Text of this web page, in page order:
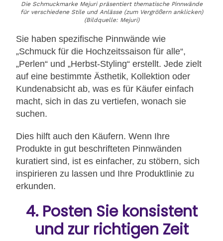
Die Schmuckmarke Mejuri präsentiert thematische Pinnwände
für verschiedene Stile und Anlässe (zum Vergrößern anklicken)
(Bildquelle: Mejuri)
Sie haben spezifische Pinnwände wie
„Schmuck für die Hochzeitssaison für alle“,
„Perlen“ und „Herbst-Styling“ erstellt. Jede zielt
auf eine bestimmte Ästhetik, Kollektion oder
Kundenabsicht ab, was es für Käufer einfach
macht, sich in das zu vertiefen, wonach sie
suchen.
Dies hilft auch den Käufern. Wenn Ihre
Produkte in gut beschrifteten Pinnwänden
kuratiert sind, ist es einfacher, zu stöbern, sich
inspirieren zu lassen und Ihre Produktlinie zu
erkunden.
4. Posten Sie konsistent
und zur richtigen Zeit